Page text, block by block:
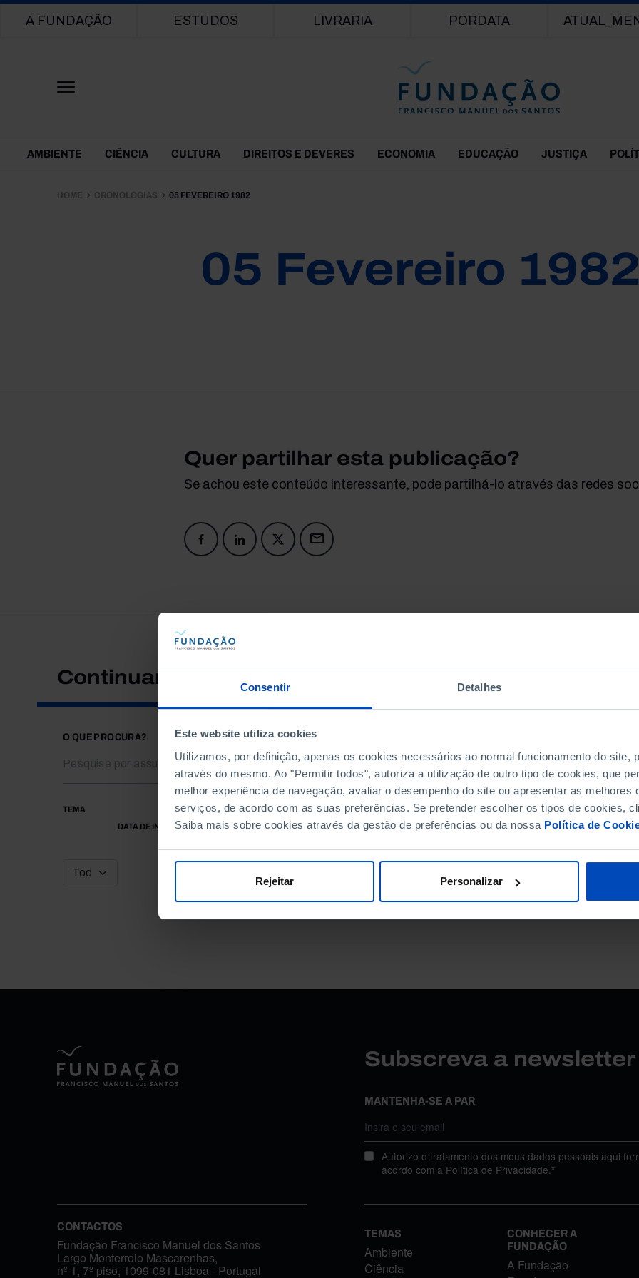
Consentir Detalhes
Este website utiliza cookies
Utilizamos, por definição, apenas os cookies necessários ao normal funcionamento do site,
através do mesmo. Ao "Permitir todos", autoriza a utilização de outro tipo de cookies, que
melhor experiência de navegação, avaliar o desempenho do site ou apresentar as melhores
serviços, de acordo com as suas preferências. Se pretender escolher os tipos de cookies,
Saiba mais sobre cookies através da gestão de preferências ou da nossa Política de
Rejeitar Personalizar
Main navigation
A FUNDAÇÃO ESTUDOS LIVRARIA PORDATA
Themes Menu
AMBIENTE CIÊNCIA CULTURA DIREITOS E DEVERES ECONOMIA EDUCAÇÃO JUSTIÇA
HOME CRONOLOGIAS 05 FEVEREIRO 1982
05 Fevereiro 1982
Quer partilhar esta publicação?
Se achou este conteúdo interessante, pode partilhá-lo através das redes
Continuar a pesquisar
O QUE PROCURA?
TEMA
DATA DE INÍCIO
DATA DE FIM
Subscreva a
MANTENHA-SE A PAR
Autorizo o tratamento dos meus dados pessoais aqui
acordo com a Política de Privacidade.*
CONTACTOS
Fundação Francisco Manuel dos Santos
Largo Monterroio Mascarenhas,
nº 1, 7º piso, 1099-081 Lisboa - Portugal
TEMAS
Ambiente
Ciência
CONHECER A
FUNDAÇÃO
A Fundação